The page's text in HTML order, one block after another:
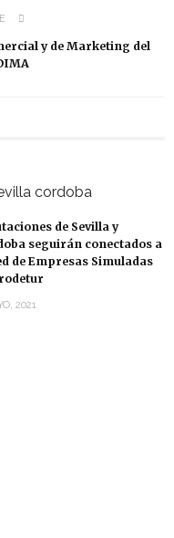
y de Marketing del
de Sevilla y
seguirán conectados a
de Empresas Simuladas
2021